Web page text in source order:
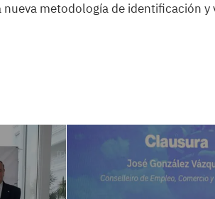
metodología de identificación